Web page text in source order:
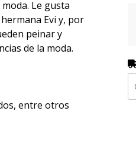
Le gusta
Evi y, por
peinar y
de la moda.
entre otros